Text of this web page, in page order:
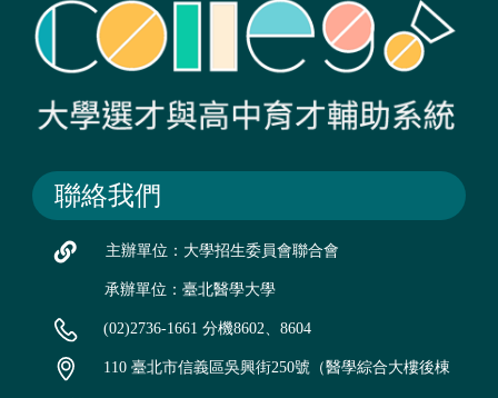
聯絡我們
主辦單位：大學招生委員會聯合會
承辦單位：臺北醫學大學
(02)2736-1661 分機8602、8604
110 臺北市信義區吳興街250號（醫學綜合大樓後棟